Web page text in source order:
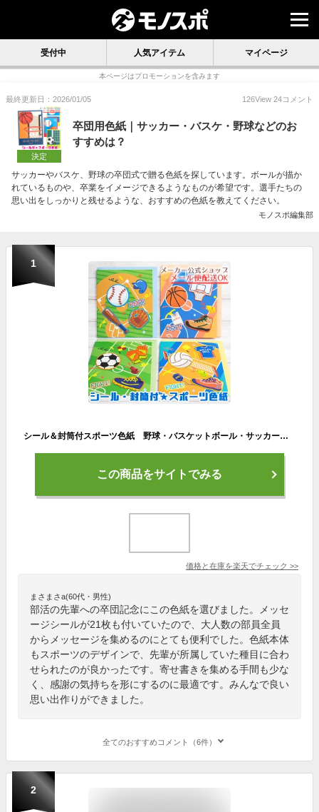
受付中 人気アイテム マイページ
本ページはプロモーションを含みます
最終更新日：2026/01/05 126View 24コメント
決定
卒団用色紙｜サッカー・バスケ・野球などのお
すすめは？
サッカーやバスケ、野球の卒団式で贈る色紙を探しています。ボールが描か
れているものや、卒業をイメージできるようなものが希望です。選手たちの
思い出をしっかりと残せるような、おすすめの色紙を教えてください。
モノスポ編集部
1
シール＆封筒付スポーツ色紙 野球・バスケットボール・サッカー・バレーボール メッセージシール21枚 大人数 クラブ活動 部活・卒部・卒団・寄せ書き・記念品・卒業・感謝【メーカー公式／クローズピン】
この商品をサイトでみる
価格と在庫を楽天でチェック >>
まさまさa(60代・男性)
部活の先輩への卒団記念にこの色紙を選びました。メッセ
ージシールが21枚も付いていたので、大人数の部員全員
からメッセージを集めるのにとても便利でした。色紙本体
もスポーツのデザインで、先輩が所属していた種目に合わ
せられたのが良かったです。寄せ書きを集める手間も少な
く、感謝の気持ちを形にするのに最適です。みんなで良い
思い出作りができました。
全てのおすすめコメント（6件）
2